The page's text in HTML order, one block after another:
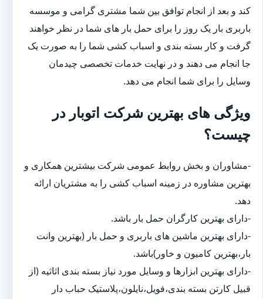
کند و بعد از انجام توافق بین شما مشتری گرامی و موسسه
باربری بار یک روز را برای حمل بار های شما در نظر خواهند
گرفت و کار بسته بندی و اسباب کشی شما را به صورت یک
جا انجام می دهند و در نهایت خدمات تخصصی چیدمان
وسایل را برای شما انجام می دهد.
ویژگی های بهترین شرکت اتوبار در
چیست؟
-مشاوران و بخش روابط عمومی شرکت بیشترین همکاری و
بهترین مشاوره در زمینه اسباب کشی را به مشتریان ارائه
دهد.
-دارای بهترین کارگران حمل بار باشد.
-دارای بهترین ماشین های باربری و حمل بار (بهترین وانت
بار،بهترین کامیون و خاور)باشد.
-دارای بهترین ابزارها و وسایل مورد نیاز بسته بندی اثاثیه (از
قبیل کارتن بسته بندی،فویل،نایلون،پلاستیک حباب دار